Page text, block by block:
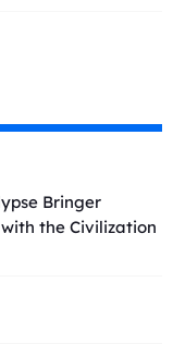
Bringer
the Civilization